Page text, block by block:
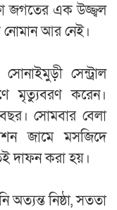
জগতের এক উজ্জ্বল
নোমান আর নেই।
সেন্ট্রাল
মৃত্যুবরণ করেন।
সোমবার বেলা
জামে মসজিদে
দাফন করা হয়।
অত্যন্ত নিষ্ঠা, সততা